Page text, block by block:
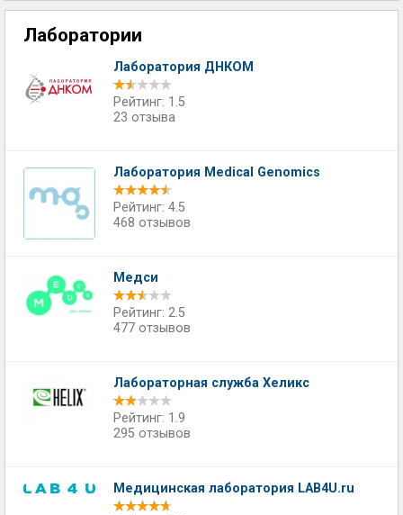
Лаборатории
Лаборатория ДНКОМ
Рейтинг: 1.5
23 отзыва
Лаборатория Medical Genomics
Рейтинг: 4.5
468 отзывов
Медси
Рейтинг: 2.5
477 отзывов
Лабораторная служба Хеликс
Рейтинг: 1.9
295 отзывов
Медицинская лаборатория LAB4U.ru